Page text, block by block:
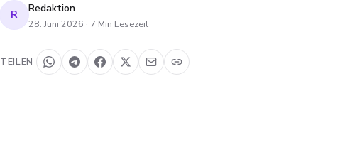
R Redaktion
28. Juni 2026 · 7 Min Lesezeit
TEILEN